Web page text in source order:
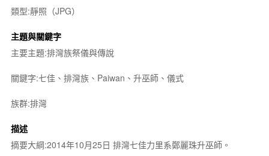
類型:靜照（JPG）
主題與關鍵字
主要主題:排灣族祭儀與傳說
關鍵字:七佳、排灣族、Paiwan、升巫師、儀式
族群:排灣
描述
摘要大綱:2014年10月25日 排灣七佳力里系鄭麗珠升巫師。